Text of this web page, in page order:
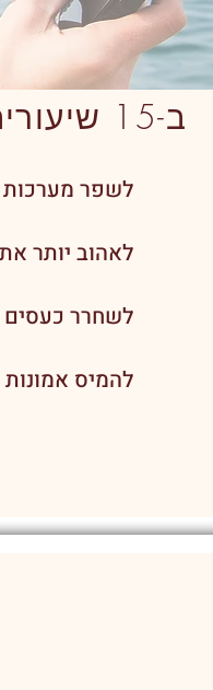
ב-15 שיעורים ומדיטציות יומיות מלוות בצלילים מרפאים, תוכלו:
לשפר מערכות
לאהוב יותר
לשחרר כעסים
להמיס אמונות